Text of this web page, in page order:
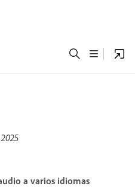
a varios idiomas